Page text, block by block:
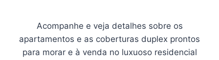
Acompanhe e veja detalhes sobre os
apartamentos e as coberturas duplex prontos
para morar e à venda no luxuoso residencial